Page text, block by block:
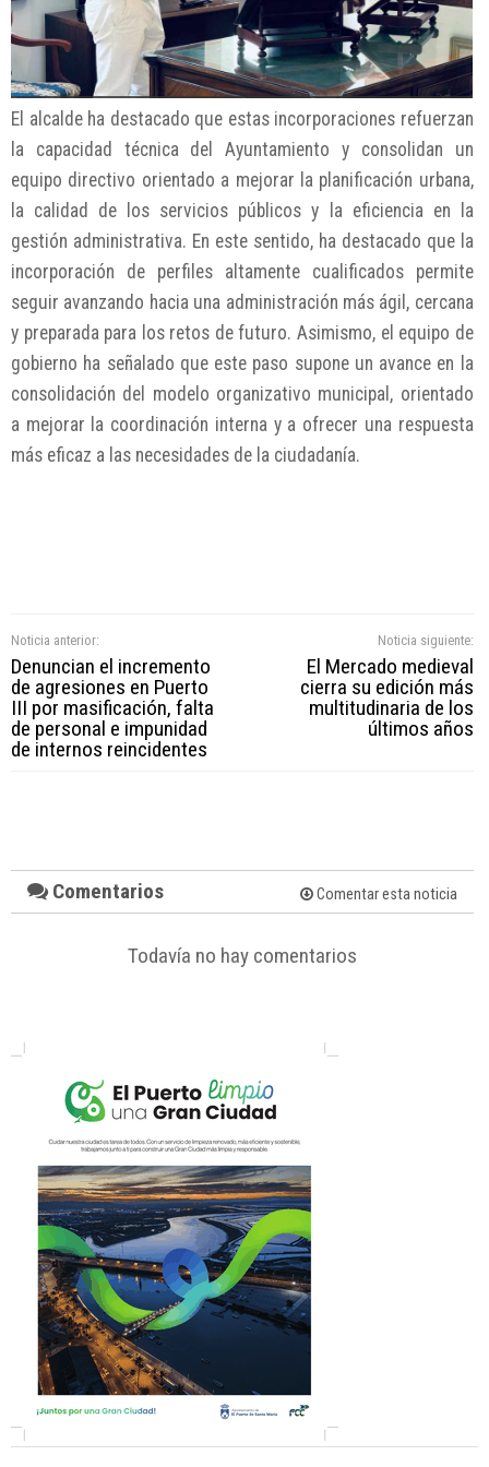
El alcalde ha destacado que estas incorporaciones refuerzan
la capacidad técnica del Ayuntamiento y consolidan un
equipo directivo orientado a mejorar la planificación urbana,
la calidad de los servicios públicos y la eficiencia en la
gestión administrativa. En este sentido, ha destacado que la
incorporación de perfiles altamente cualificados permite
seguir avanzando hacia una administración más ágil, cercana
y preparada para los retos de futuro. Asimismo, el equipo de
gobierno ha señalado que este paso supone un avance en la
consolidación del modelo organizativo municipal, orientado
a mejorar la coordinación interna y a ofrecer una respuesta
más eficaz a las necesidades de la ciudadanía.
Noticia anterior:
Denuncian el incremento
de agresiones en Puerto
III por masificación, falta
de personal e impunidad
de internos reincidentes
Noticia siguiente:
El Mercado medieval
cierra su edición más
multitudinaria de los
últimos años
Comentarios Comentar esta noticia
Todavía no hay comentarios